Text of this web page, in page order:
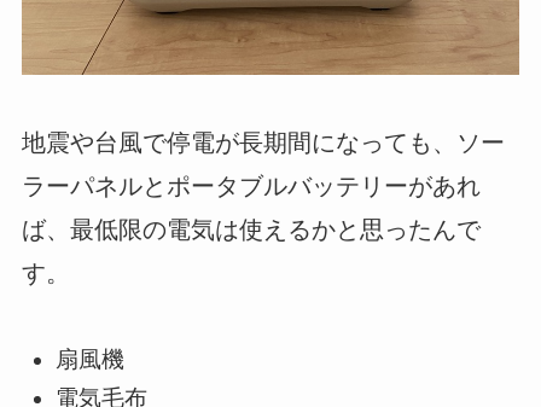
地震や台風で停電が長期間になっても、ソー
ラーパネルとポータブルバッテリーがあれ
ば、最低限の電気は使えるかと思ったんで
す。
扇風機
電気毛布